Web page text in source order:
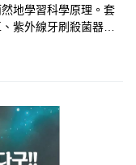
地學習科學原理。套
紫外線牙刷殺菌器、
片示範，孩子們可以